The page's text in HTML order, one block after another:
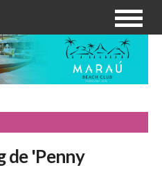
de 'Penny